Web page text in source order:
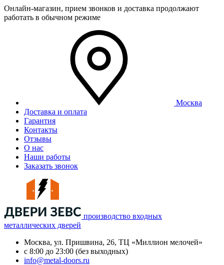
Онлайн-магазин, прием звонков и доставка продолжают
работать в обычном режиме
Москва
Доставка и оплата
Гарантия
Контакты
Отзывы
О нас
Наши работы
Заказать звонок
производство входных
металлических дверей
Москва, ул. Пришвина, 26, ТЦ «Миллион мелочей»
с 8:00 до 23:00 (без выходных)
info@metal-doors.ru